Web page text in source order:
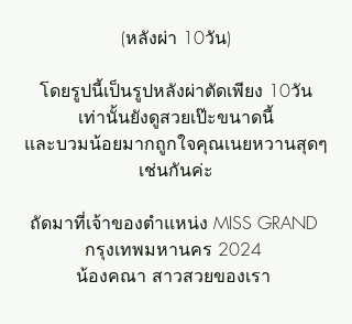
(หลังผ่า 10วัน)
โดยรูปนี้เป็นรูปหลังผ่าตัดเพียง 10วัน
เท่านั้นยังดูสวยเป๊ะขนาดนี้
และบวมน้อยมากถูกใจคุณเนยหวานสุดๆ
เช่นกันค่ะ
ถัดมาที่เจ้าของตำแหน่ง MISS GRAND
กรุงเทพมหานคร 2024
น้องคณา สาวสวยของเรา